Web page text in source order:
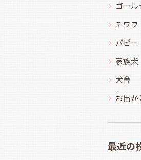
ゴール
チワワ
パピー
家族犬
犬舎
お出か
最近の